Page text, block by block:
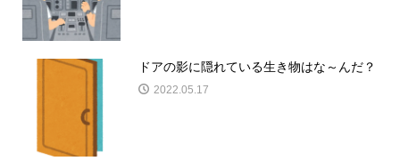
ドアの影に隠れている生き物はな～んだ？
2022.05.17